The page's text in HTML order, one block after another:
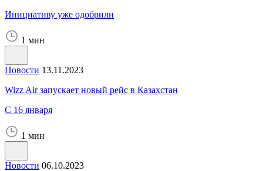
Инициативу уже одобрили
1 мин
Новости 13.11.2023
Wizz Air запускает новый рейс в Казахстан
С 16 января
1 мин
Новости 06.10.2023